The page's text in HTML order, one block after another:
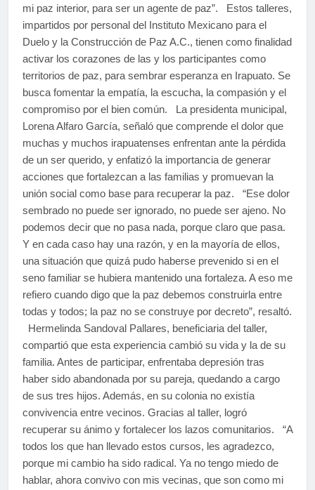
mi paz interior, para ser un agente de paz”. Estos talleres,
impartidos por personal del Instituto Mexicano para el
Duelo y la Construcción de Paz A.C., tienen como finalidad
activar los corazones de las y los participantes como
territorios de paz, para sembrar esperanza en Irapuato. Se
busca fomentar la empatía, la escucha, la compasión y el
compromiso por el bien común. La presidenta municipal,
Lorena Alfaro García, señaló que comprende el dolor que
muchas y muchos irapuatenses enfrentan ante la pérdida
de un ser querido, y enfatizó la importancia de generar
acciones que fortalezcan a las familias y promuevan la
unión social como base para recuperar la paz. “Ese dolor
sembrado no puede ser ignorado, no puede ser ajeno. No
podemos decir que no pasa nada, porque claro que pasa.
Y en cada caso hay una razón, y en la mayoría de ellos,
una situación que quizá pudo haberse prevenido si en el
seno familiar se hubiera mantenido una fortaleza. A eso me
refiero cuando digo que la paz debemos construirla entre
todas y todos; la paz no se construye por decreto”, resaltó.
Hermelinda Sandoval Pallares, beneficiaria del taller,
compartió que esta experiencia cambió su vida y la de su
familia. Antes de participar, enfrentaba depresión tras
haber sido abandonada por su pareja, quedando a cargo
de sus tres hijos. Además, en su colonia no existía
convivencia entre vecinos. Gracias al taller, logró
recuperar su ánimo y fortalecer los lazos comunitarios. “A
todos los que han llevado estos cursos, les agradezco,
porque mi cambio ha sido radical. Ya no tengo miedo de
hablar, ahora convivo con mis vecinas, que son como mi